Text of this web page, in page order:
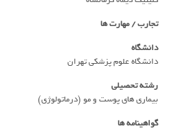
تجارب / مهارت ها
دانشگاه
دانشگاه علوم پزشکی تهران
رشته تحصیلی
بیماری های پوست و مو (درماتولوژی)
گواهینامه ها